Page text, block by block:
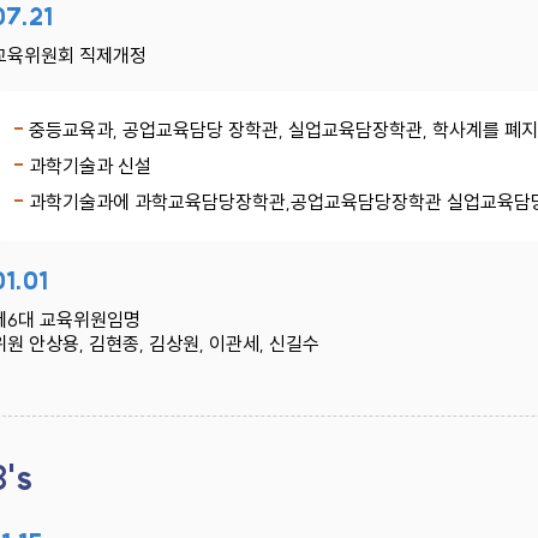
육위원회 직제개정
중등교육과, 공업교육담당 장학관, 실업교육담장학관, 학사계를 폐지
과학기술과 신설
과학기술과에 과학교육담당장학관,공업교육담당장학관 실업교육담
6대 교육위원임명
원 안상용, 김현종, 김상원, 이관세, 신길수